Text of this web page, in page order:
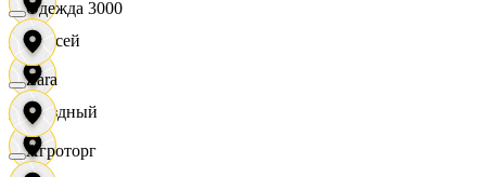
Елисей
Звездный
Одежда 3000
Zara
Агроторг